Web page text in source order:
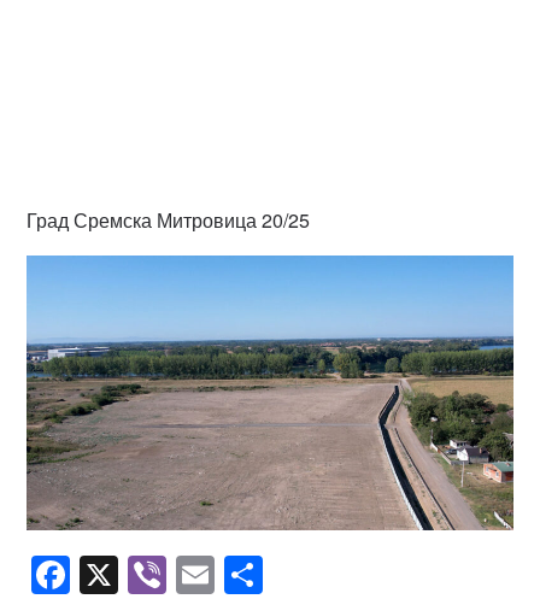
Град Сремска Митровица 20/25
Facebook
X Viber
Email